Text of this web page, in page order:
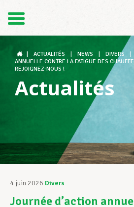
DE
Le LCGB
Structures syndicales
Assistance au Travail
ACTUALITÉS NEWS DIVERS
ANNUELLE CONTRE LA FATIGUE DES
REJOIGNEZ-NOUS !
Actualités
4 juin 2026 Divers
Journée d’action